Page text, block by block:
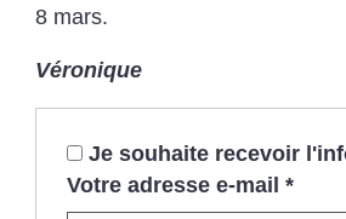
8 mars.
Véronique
Je souhaite recevoir
Votre adresse e-mail *